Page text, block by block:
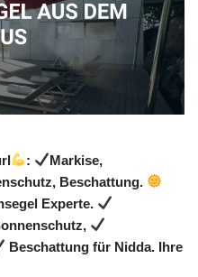
:
Markise,
Beschattung.
Experte.
Beschattung für Nidda. Ihre